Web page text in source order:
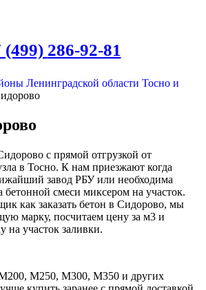
(499) 286-92-81
Ленинградской области Тосно и
с прямой отгрузкой от
в Тосно. К нам приезжают когда
завод РБУ или необходима
бетонной смеси миксером на участок.
как заказать бетон в Сидорово, мы
марку, посчитаем цену за м3 и
на участок заливки.
М250, М300, М350 и других